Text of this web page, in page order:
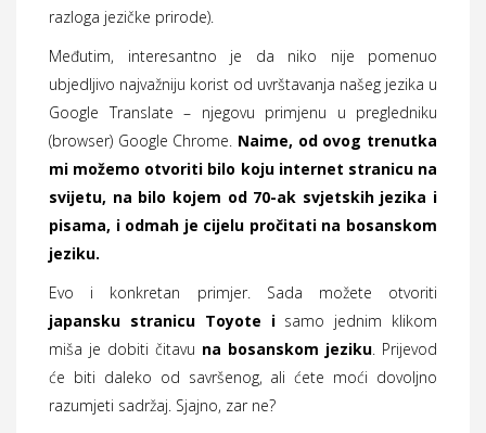
razloga jezičke prirode).
Međutim, interesantno je da niko nije pomenuo
ubjedljivo najvažniju korist od uvrštavanja našeg jezika u
Google Translate – njegovu primjenu u pregledniku
(browser) Google Chrome. Naime, od ovog trenutka
mi možemo otvoriti bilo koju internet stranicu na
svijetu, na bilo kojem od 70-ak svjetskih jezika i
pisama, i odmah je cijelu pročitati na bosanskom
jeziku.
Evo i konkretan primjer. Sada možete otvoriti
japansku stranicu Toyote i samo jednim klikom
miša je dobiti čitavu na bosanskom jeziku. Prijevod
će biti daleko od savršenog, ali ćete moći dovoljno
razumjeti sadržaj. Sjajno, zar ne?